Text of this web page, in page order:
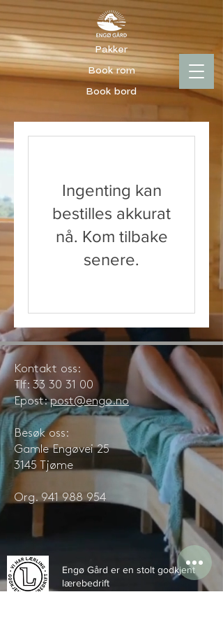
Book rom
Book bord
Pakker
Ingenting kan
bestilles akkurat
nå. Kom tilbake
senere.
Kontakt oss:
Tlf: 33 30 31 00
Epost:post@engo.no
Besøk oss:
Gamle Engøvei 25
3145 Tjøme
Org. 941 988 954
Engø Gård er en stolt godkjent
lærebedrift